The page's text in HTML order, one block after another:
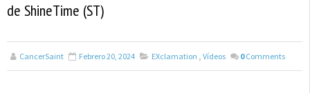
de ShineTime (ST)
CancerSaint Febrero 20, 2024 EXclamation , Vídeos 0 Comments